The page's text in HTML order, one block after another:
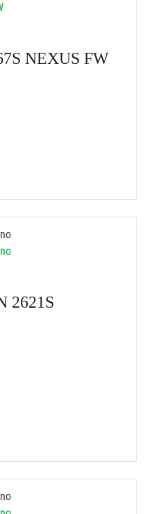
NEXUS FW
2621S